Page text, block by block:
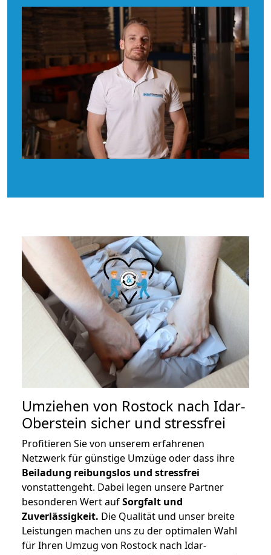
Umziehen von Rostock nach Idar-
Oberstein sicher und stressfrei
Profitieren Sie von unserem erfahrenen
Netzwerk für günstige Umzüge oder dass ihre
Beiladung reibungslos und stressfrei
vonstattengeht. Dabei legen unsere Partner
besonderen Wert aufSorgfalt und
Zuverlässigkeit. Die Qualität und unser breite
Leistungen machen uns zu der optimalen Wahl
für Ihren Umzug von Rostock nach Idar-